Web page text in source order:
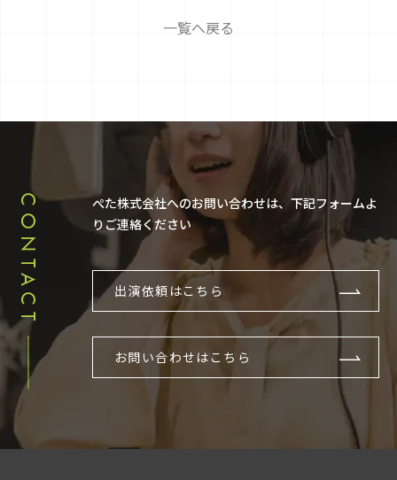
一覧へ戻る
CONTACT
ぺた株式会社へのお問い合わせは、下記フォームよ
りご連絡ください
出演依頼はこちら
お問い合わせはこちら